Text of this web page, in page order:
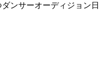
ダンサーオーディジョン日